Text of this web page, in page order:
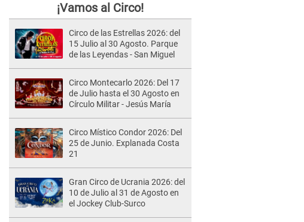
¡Vamos al Circo!
Circo de las Estrellas 2026: del
15 Julio al 30 Agosto. Parque
de las Leyendas - San Miguel
Circo Montecarlo 2026: Del 17
de Julio hasta el 30 Agosto en
Círculo Militar - Jesús María
Circo Místico Condor 2026: Del
25 de Junio. Explanada Costa
21
Gran Circo de Ucrania 2026: del
10 de Julio al 31 de Agosto en
el Jockey Club-Surco